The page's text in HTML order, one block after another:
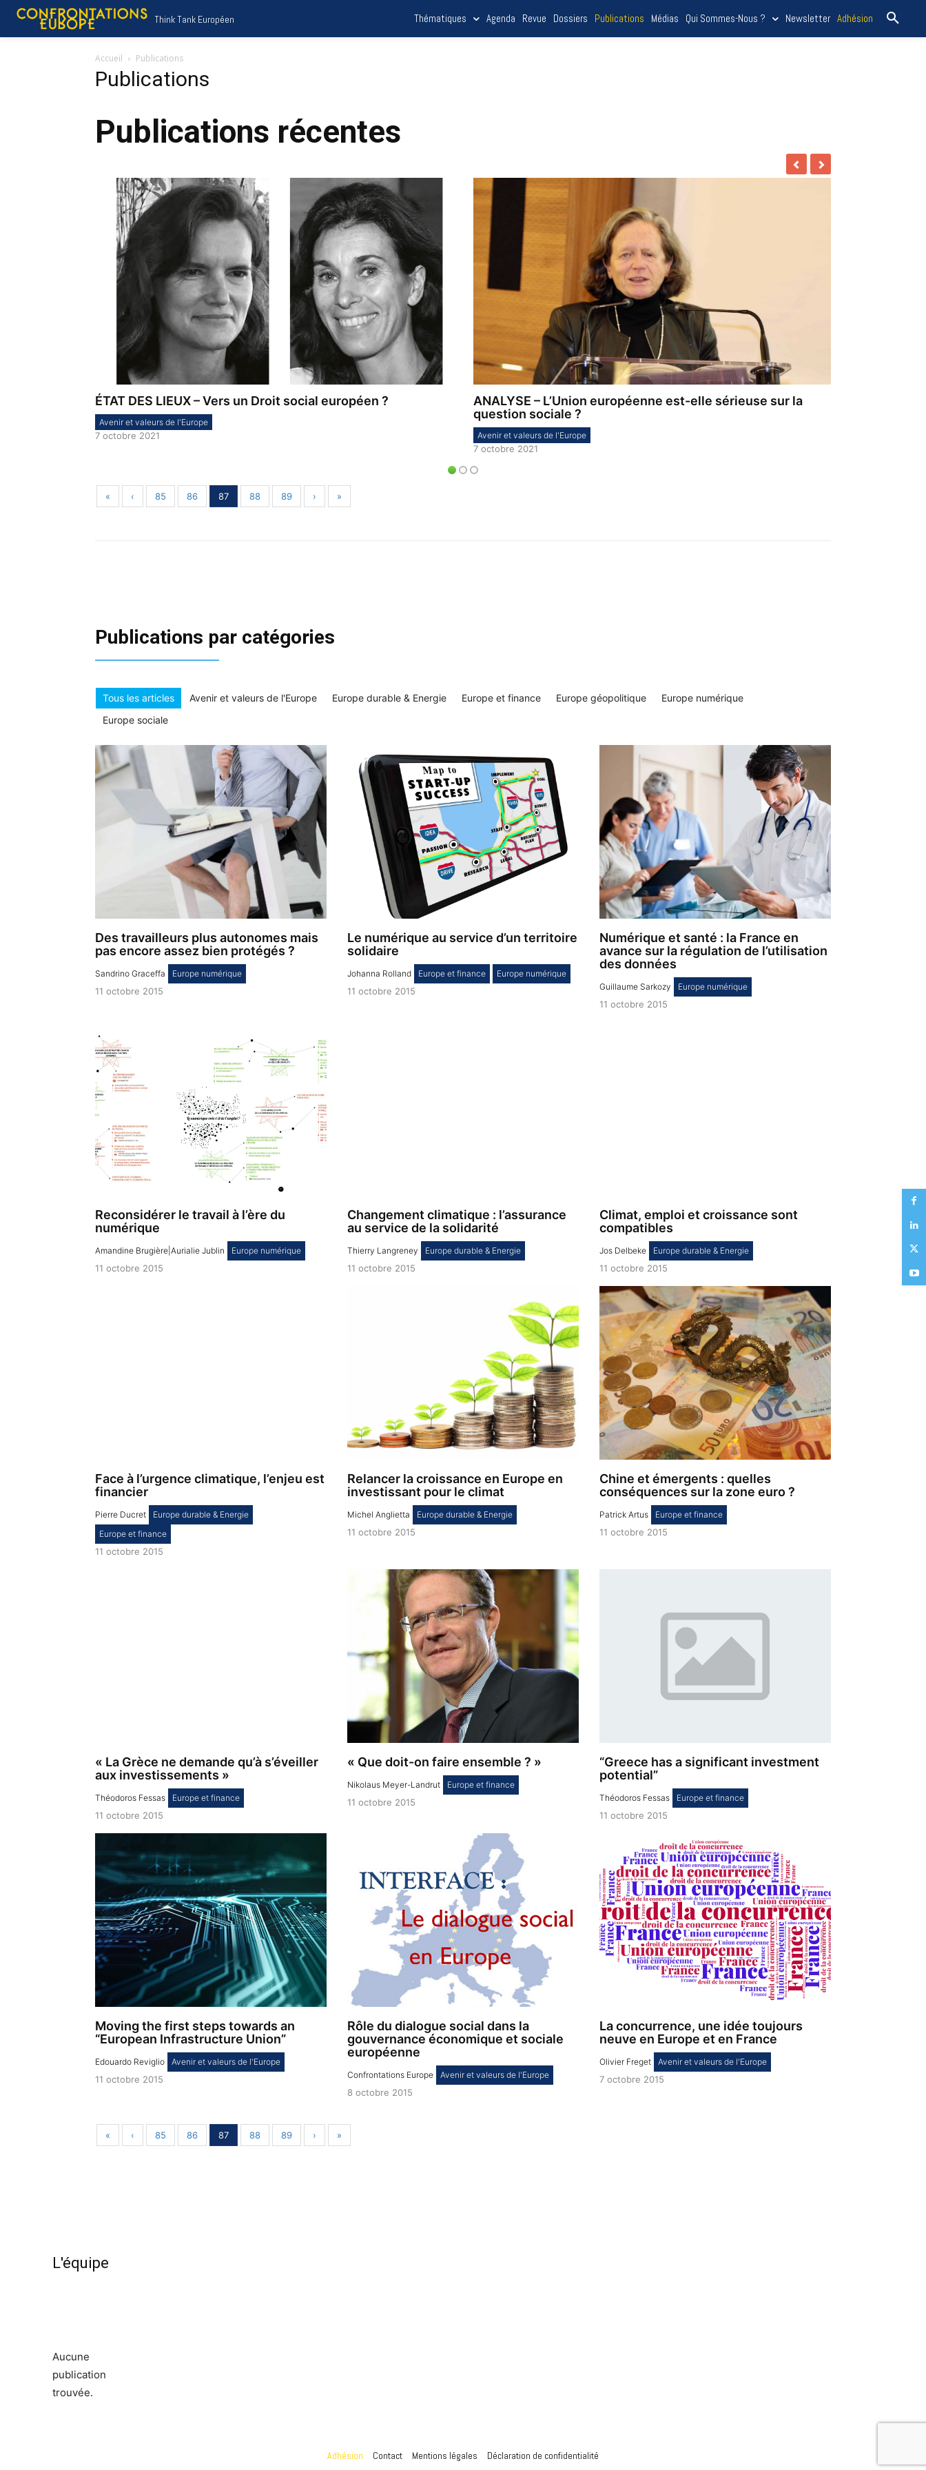
Think Tank Européen Thématiques Agenda Revue Dossiers Publications Médias Qui Sommes-Nous ? Newsletter Adhésion
Accueil Publications
Publications
Publications récentes
ÉTAT DES LIEUX – Vers un Droit social européen ?
Avenir et valeurs de l'Europe
7 octobre 2021
ANALYSE – L’Union européenne est-elle sérieuse sur la
question sociale ?
Avenir et valeurs de l'Europe
7 octobre 2021
« ‹ 85 86 87 88 89 › »
Publications par catégories
Tous les articles Avenir et valeurs de l'Europe Europe durable & Energie Europe et finance Europe géopolitique
Europe numérique
Europe sociale
Des travailleurs plus autonomes mais
pas encore assez bien protégés ?
Sandrino Graceffa Europe numérique
11 octobre 2015
Le numérique au service d’un territoire
solidaire
Johanna Rolland Europe et finance Europe numérique
11 octobre 2015
Numérique et santé : la France en
avance sur la régulation de l’utilisation
des données
Guillaume Sarkozy Europe numérique
11 octobre 2015
Reconsidérer le travail à l’ère du
numérique
Amandine Brugière|Aurialie Jublin Europe numérique
11 octobre 2015
Changement climatique : l’assurance
au service de la solidarité
Thierry Langreney Europe durable & Energie
11 octobre 2015
Climat, emploi et croissance sont
compatibles
Jos Delbeke Europe durable & Energie
11 octobre 2015
Face à l’urgence climatique, l’enjeu est
financier
Pierre Ducret Europe durable & Energie
Europe et finance
11 octobre 2015
Relancer la croissance en Europe en
investissant pour le climat
Michel Anglietta Europe durable & Energie
11 octobre 2015
Chine et émergents : quelles
conséquences sur la zone euro ?
Patrick Artus Europe et finance
11 octobre 2015
« La Grèce ne demande qu’à s’éveiller
aux investissements »
Théodoros Fessas Europe et finance
11 octobre 2015
« Que doit-on faire ensemble ? »
Nikolaus Meyer-Landrut Europe et finance
11 octobre 2015
“Greece has a significant investment
potential”
Théodoros Fessas Europe et finance
11 octobre 2015
Moving the first steps towards an
“European Infrastructure Union”
Edouardo Reviglio Avenir et valeurs de l'Europe
11 octobre 2015
Rôle du dialogue social dans la
gouvernance économique et sociale
européenne
Confrontations Europe Avenir et valeurs de l'Europe
8 octobre 2015
La concurrence, une idée toujours
neuve en Europe et en France
Olivier Freget Avenir et valeurs de l'Europe
7 octobre 2015
« ‹ 85 86 87 88 89 › »
L'équipe
Aucune
publication
trouvée.
Adhésion Contact Mentions légales Déclaration de confidentialité